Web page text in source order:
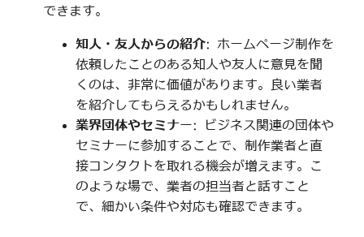
できます。
知人・友人からの紹介: ホームページ制作を
依頼したことのある知人や友人に意見を聞
くのは、非常に価値があります。良い業者
を紹介してもらえるかもしれません。
業界団体やセミナー: ビジネス関連の団体や
セミナーに参加することで、制作業者と直
接コンタクトを取れる機会が増えます。こ
のような場で、業者の担当者と話すこと
で、細かい条件や対応も確認できます。